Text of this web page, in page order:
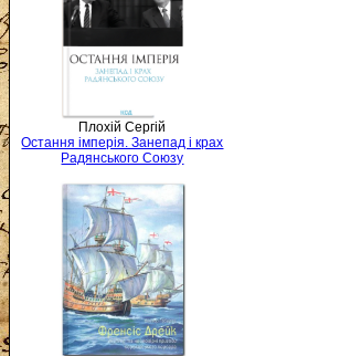
Плохій Сергій
Остання імперія. Занепад і крах
Радянського Союзу